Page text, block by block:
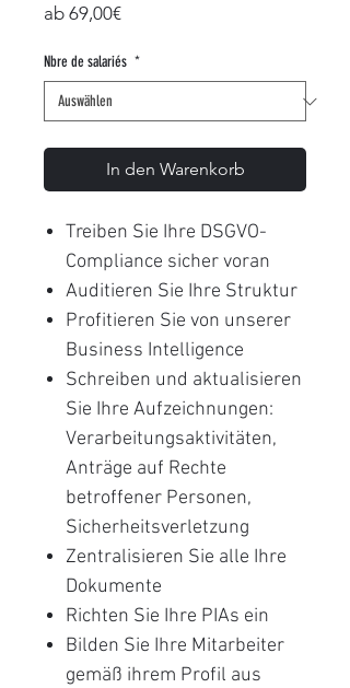
ab 69,00€Sale-
Nbre de salariés *
In den Warenkorb
Treiben Sie Ihre DSGVO-
Compliance sicher voran
Auditieren Sie Ihre Struktur
Profitieren Sie von unserer
Business Intelligence
Schreiben und aktualisieren
Sie Ihre Aufzeichnungen:
Verarbeitungsaktivitäten,
Anträge auf Rechte
betroffener Personen,
Sicherheitsverletzung
Zentralisieren Sie alle Ihre
Dokumente
Richten Sie Ihre PIAs ein
Bilden Sie Ihre Mitarbeiter
gemäß ihrem Profil aus